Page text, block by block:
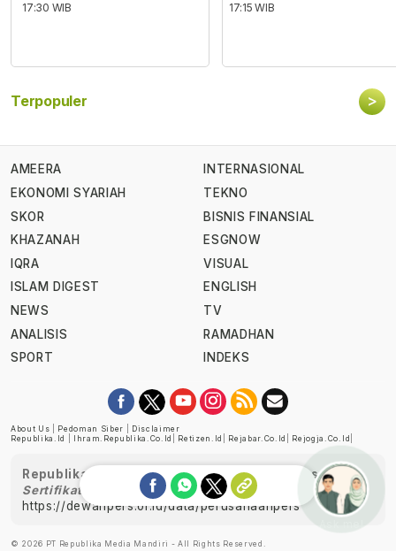
17:30 WIB
17:15 WIB
Terpopuler >
AMEERA
EKONOMI SYARIAH
SKOR
KHAZANAH
IQRA
ISLAM DIGEST
NEWS
ANALISIS
SPORT
INTERNASIONAL
TEKNO
BISNIS FINANSIAL
ESGNOW
VISUAL
ENGLISH
TV
RAMADHAN
INDEKS
About Us Pedoman Siber
Disclaimer
Republika.id
Ihram.republika.co.id Retizen.id Rejabar.co.id Rejogja.co.id
Republika telah diverifikasi oleh Dewan Pers
Sertifikat Nomor 1058/DP-Verifikasi/K/XII/2022
https://dewanpers.or.id/data/perusahaanpers
© 2026 PT Republika Media Mandiri - All Rights Reserved.
Ask me!